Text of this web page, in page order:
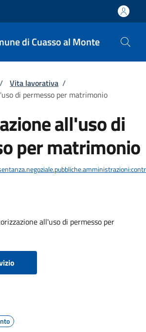
di Cuasso al Monte
pane
/ Vita lavorativa /
di permesso per matrimonio
all'uso di
per matrimonio
all'uso di permesso per